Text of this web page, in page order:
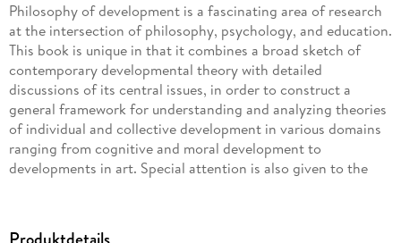
Philosophy of development is a fascinating area of research
at the intersection of philosophy, psychology, and education.
This book is unique in that it combines a broad sketch of
contemporary developmental theory with detailed
discussions of its central issues, in order to construct a
general framework for understanding and analyzing theories
of individual and collective development in various domains
ranging from cognitive and moral development to
developments in art. Special attention is also given to the